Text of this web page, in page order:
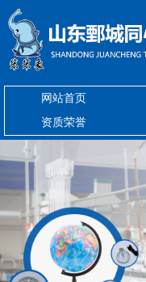
网站首页
资质荣誉